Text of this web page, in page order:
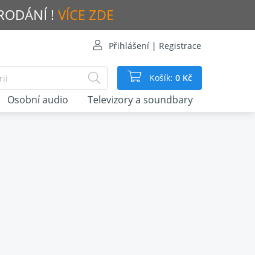
! VÍCE ZDE
Přihlášení | Registrace
Košík: 0 Kč
Osobní audio Televizory a soundbary